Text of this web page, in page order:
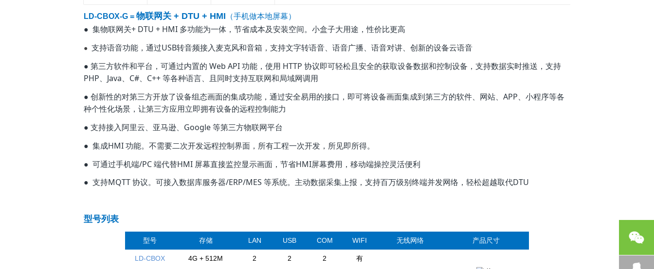
LD-CBOX-G = 物联网关 + DTU + HMI （手机做本地屏幕）
● 集物联网关+ DTU + HMI 多功能为一体，节省成本及安装空间。小盒子大用途，性价比更高
● 支持语音功能，通过USB转音频接入麦克风和音箱，支持文字转语音、语音广播、语音对讲、创新的设备云语音
● 第三方软件和平台，可通过内置的 Web API 功能，使用 HTTP 协议即可轻松且安全的获取设备数据和控制设备，支持数据实时推送，支持
PHP、Java、C#、C++ 等各种语言、且同时支持互联网和局域网调用
● 创新性的对第三方开放了设备组态画面的集成功能，通过安全易用的接口，即可将设备画面集成到第三方的软件、网站、APP、小程序等各
种个性化场景，让第三方应用立即拥有设备的远程控制能力
● 支持接入阿里云、亚马逊、Google 等第三方物联网平台
● 集成HMI 功能。不需要二次开发远程控制界面，所有工程一次开发，所见即所得。
● 可通过手机端/PC 端代替HMI 屏幕直接监控显示画面，节省HMI屏幕费用，移动端操控灵活便利
● 支持MQTT 协议。可接入数据库服务器/ERP/MES 等系统。主动数据采集上报，支持百万级别终端并发网络，轻松超越取代DTU
型号列表
型号 存储 LAN USB COM WIFI 无线网络 产品尺寸
LD-CBOX 4G + 512M 2 2 2 有